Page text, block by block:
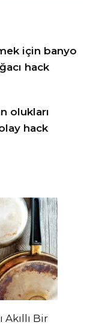
için banyo
hack
olukları
hack
Akıllı Bir